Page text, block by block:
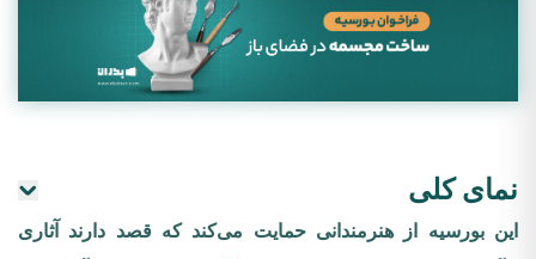
نمای کلی
این بورسیه از هنرمندانی حمایت می‌کند که قصد دارند آثاری